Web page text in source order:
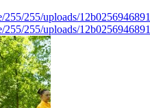
255/255/uploads/
255/255/uploads/